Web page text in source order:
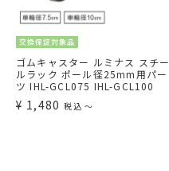
交換保証対象品
ゴムキャスター ルミナス スチー
ルラック ポール径25mm用パー
ツ IHL-GCL075 IHL-GCL100
¥ 1,480 税込 〜